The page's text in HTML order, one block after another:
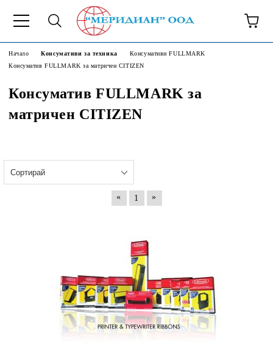
Начало Консумативи за техника
Консумативи FULLMARK
Консуматив FULLMARK за матричен CITIZEN
Консуматив FULLMARK за
матричен CITIZEN
« 1 »